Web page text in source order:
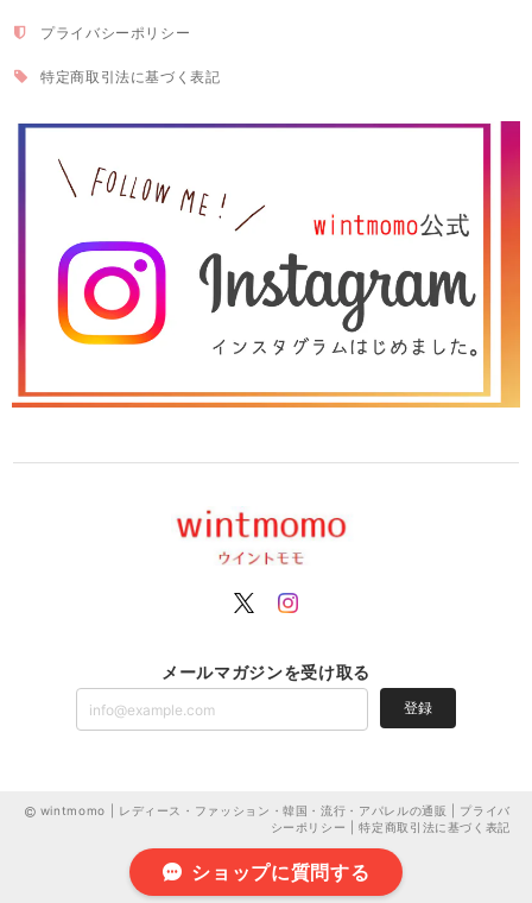
プライバシーポリシー
特定商取引法に基づく表記
メールマガジンを受け取る
登録
wintmomo | レディース・ファッション・韓国・流行・アパレルの通販 | プライバ
シーポリシー
|特定商取引法に基づく表記
ショップに質問する